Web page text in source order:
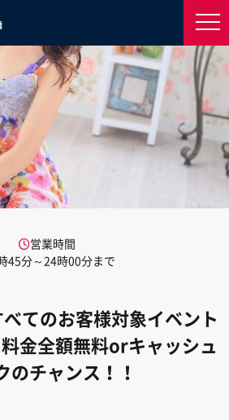
営業時間
45分～24時00分まで
てのお客様対象イベント
金全額無料orキャッシュ
のチャンス！！